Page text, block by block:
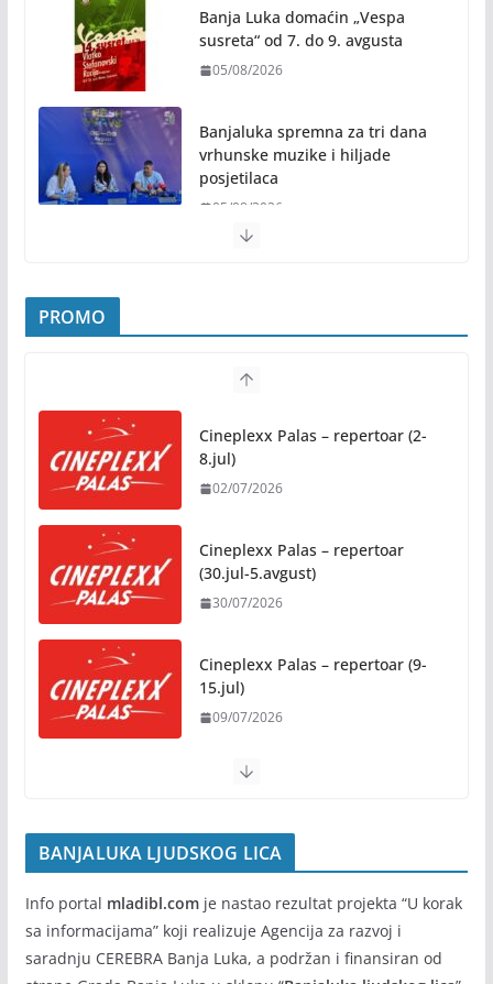
Banja Luka domaćin „Vespa
susreta“ od 7. do 9. avgusta
05/08/2026
Banjaluka spremna za tri dana
vrhunske muzike i hiljade
posjetilaca
05/08/2026
04/08/2026
Zašto hiljade ljudi istovremeno osjećaju isto?
Nauka iza festivalske energije
04/08/2026
Besplatni udžbenici za sve osnovce od školske
2026/2027. godine
07/08/2026
Rukotvorine u srcu grada:
Kočićevim danima
07/08/2026
PROMO
Cineplexx Palas – repertoar (2-
8.jul)
02/07/2026
Cineplexx Palas – repertoar
(30.jul-5.avgust)
30/07/2026
Cineplexx Palas – repertoar (9-
15.jul)
09/07/2026
BANJALUKA LJUDSKOG LICA
Info portal mladibl.comje nastao rezultat projekta “U korak
sa informacijama” koji realizuje Agencija za razvoj i
saradnju CEREBRA Banja Luka, a podržan i finansiran od